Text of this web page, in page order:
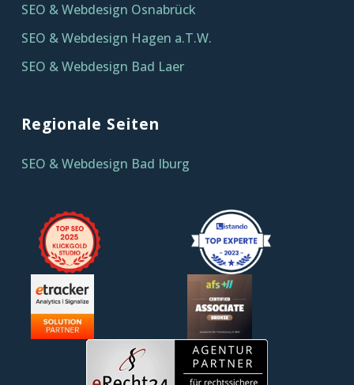
SEO & Webdesign Osnabrück
SEO & Webdesign Hagen a.T.W.
SEO & Webdesign Bad Laer
Regionale Seiten
SEO & Webdesign Bad Iburg